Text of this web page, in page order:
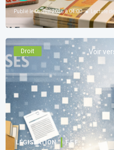
Publié le06 Jun 2026 à 04:00 Lecture de
Droit Voir
LÉGISLATION F.F.F.